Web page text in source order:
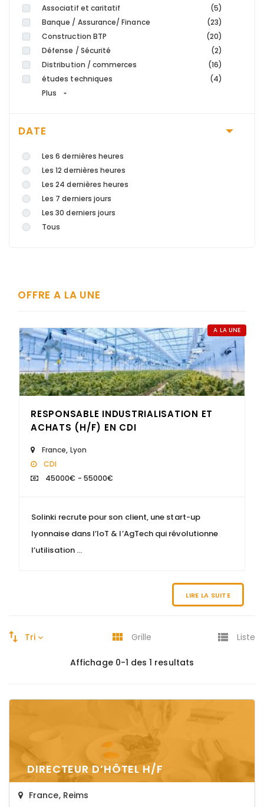
Associatif et caritatif
(5)
Banque / Assurance/ Finance
(23)
Construction BTP
(20)
Défense / Sécurité
(2)
Distribution / commerces
(16)
études techniques
(4)
Plus
DATE
Les 6 dernières heures
Les 12 dernières heures
Les 24 dernières heures
Les 7 derniers jours
Les 30 derniers jours
Tous
OFFRE A LA UNE
A LA UNE
RESPONSABLE INDUSTRIALISATION ET
ACHATS (H/F) EN CDI
France, Lyon
CDI
45000€ - 55000€
Solinki recrute pour son client, une start-up
lyonnaise dans l’IoT & l’AgTech qui révolutionne
l’utilisation ...
LIRE LA SUITE
Tri Grille Liste
Affichage 0-1 des 1 resultats
DIRECTEUR D’HÔTEL H/F
France, Reims